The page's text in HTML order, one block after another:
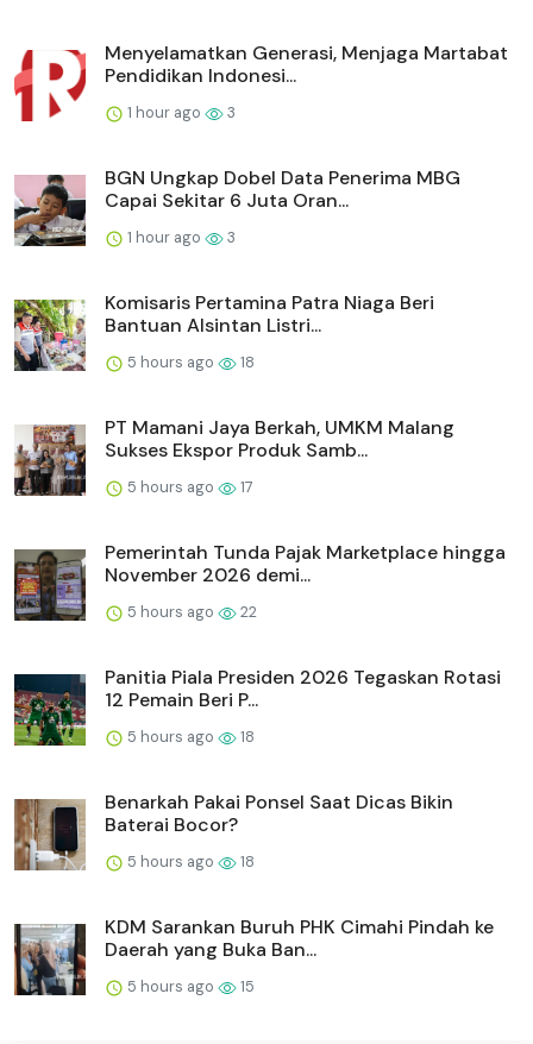
Menyelamatkan Generasi, Menjaga Martabat
Pendidikan Indonesi...
1 hour ago 3
BGN Ungkap Dobel Data Penerima MBG
Capai Sekitar 6 Juta Oran...
1 hour ago 3
Komisaris Pertamina Patra Niaga Beri
Bantuan Alsintan Listri...
5 hours ago 18
PT Mamani Jaya Berkah, UMKM Malang
Sukses Ekspor Produk Samb...
5 hours ago 17
Pemerintah Tunda Pajak Marketplace hingga
November 2026 demi...
5 hours ago 22
Panitia Piala Presiden 2026 Tegaskan Rotasi
12 Pemain Beri P...
5 hours ago 18
Benarkah Pakai Ponsel Saat Dicas Bikin
Baterai Bocor?
5 hours ago 18
KDM Sarankan Buruh PHK Cimahi Pindah ke
Daerah yang Buka Ban...
5 hours ago 15